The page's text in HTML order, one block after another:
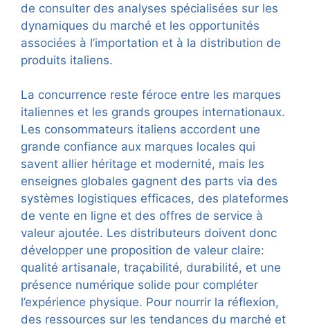
de consulter des analyses spécialisées sur les
dynamiques du marché et les opportunités
associées à l’importation et à la distribution de
produits italiens.
La concurrence reste féroce entre les marques
italiennes et les grands groupes internationaux.
Les consommateurs italiens accordent une
grande confiance aux marques locales qui
savent allier héritage et modernité, mais les
enseignes globales gagnent des parts via des
systèmes logistiques efficaces, des plateformes
de vente en ligne et des offres de service à
valeur ajoutée. Les distributeurs doivent donc
développer une proposition de valeur claire:
qualité artisanale, traçabilité, durabilité, et une
présence numérique solide pour compléter
l’expérience physique. Pour nourrir la réflexion,
des ressources sur les tendances du marché et